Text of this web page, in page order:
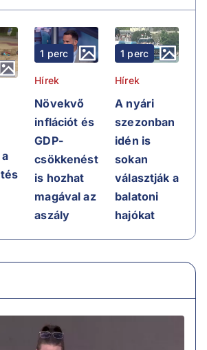
1 perc
Hírek
Növekvő
inflációt és
GDP-
csökkenést
is hozhat
magával az
aszály
1 perc
Hírek
A nyári
szezonban
idén is
sokan
választják a
balatoni
hajókat